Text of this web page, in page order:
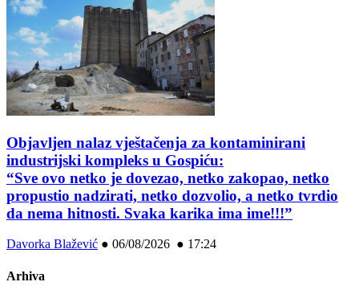
Objavljen nalaz vještačenja za kontaminirani
industrijski kompleks u Gospiću:
“Sve ovo netko je dovezao, netko zakopao, netko
propustio nadzirati, netko dozvolio, a netko tvrdio
da nema hitnosti. Svaka karika ima ime!!!”
Davorka Blažević ● 06/08/2026 ● 17:24
Arhiva